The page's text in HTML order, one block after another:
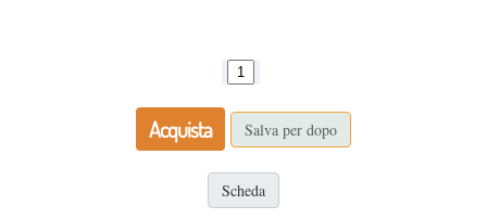
Acquista Salva per dopo
Scheda